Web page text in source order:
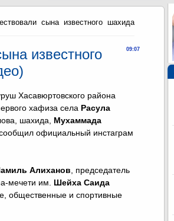
сына известного шахида
09:07
известного
Хасавюртовского района
хафиза села Расула
шахида, Мухаммада
официальный инстаграм
Алиханов , председатель
мечети им. Шейха Саида
общественные и спортивные